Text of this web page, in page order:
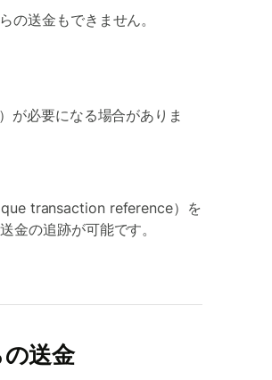
の送金もできません。
が必要になる場合がありま
transaction reference）を
金の追跡が可能です。
送金